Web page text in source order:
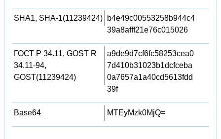
SHA1, SHA-1(11239424)
b4e49c00553258b944c4
39a8afff21e76c015026
ГОСТ Р 34.11, GOST R
34.11-94,
GOST(11239424)
a9de9d7cf6fc58253cea0
7d410b31023b1dcfceba
0a7657a1a40cd5613fdd
39f
Base64 MTEyMzk0MjQ=